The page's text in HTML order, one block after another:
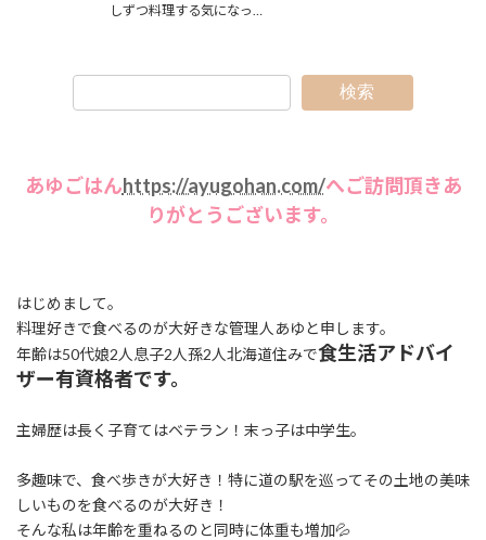
しずつ料理する気になっ…
検索
あゆごはんhttps://ayugohan.com/へご訪問頂きあ
りがとうございます。
はじめまして。
料理好きで食べるのが大好きな管理人あゆと申します。
年齢は50代娘2人息子2人孫2人北海道住みで食生活アドバイ
ザー有資格者です。
主婦歴は長く子育てはベテラン！末っ子は中学生。
多趣味で、食べ歩きが大好き！特に道の駅を巡ってその土地の美味
しいものを食べるのが大好き！
そんな私は年齢を重ねるのと同時に体重も増加💦